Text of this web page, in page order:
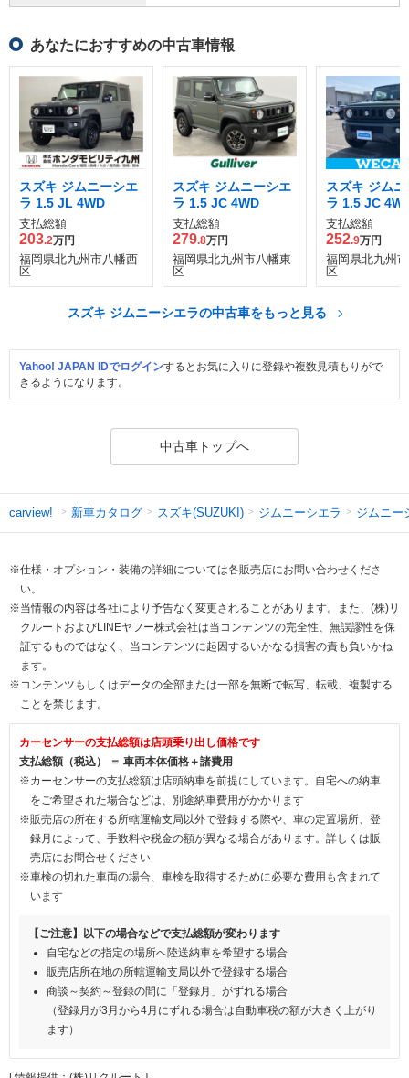
あなたにおすすめの中古車情報
スズキ ジムニーシエ
ラ 1.5 JL 4WD
支払総額
203.2万円
福岡県北九州市八幡西
区
スズキ ジムニーシエ
ラ 1.5 JC 4WD
支払総額
279.8万円
福岡県北九州市八幡東
区
スズキ ジム
ラ 1.5 JC
支払総額
252.9万円
福岡県北九州
区
スズキ ジムニーシエラの中古車をもっと見る
Yahoo! JAPAN IDでログインするとお気に入りに登録や複数見積もりがで
きるようになります。
中古車トップへ
carview! 新車カタログ スズキ(SUZUKI) ジムニーシエラ ジムニー
※仕様・オプション・装備の詳細については各販売店にお問い合わせくださ
い。
※当情報の内容は各社により予告なく変更されることがあります。また、(株)リ
クルートおよびLINEヤフー株式会社は当コンテンツの完全性、無誤謬性を保
証するものではなく、当コンテンツに起因するいかなる損害の責も負いかね
ます。
※コンテンツもしくはデータの全部または一部を無断で転写、転載、複製する
ことを禁じます。
カーセンサーの支払総額は店頭乗り出し価格です
支払総額（税込） ＝ 車両本体価格＋諸費用
※カーセンサーの支払総額は店頭納車を前提にしています。自宅への納車
をご希望された場合などは、別途納車費用がかかります
※販売店の所在する所轄運輸支局以外で登録する際や、車の定置場所、登
録月によって、手数料や税金の額が異なる場合があります。詳しくは販
売店にお問合せください
※車検の切れた車両の場合、車検を取得するために必要な費用も含まれて
います
【ご注意】以下の場合などで支払総額が変わります
自宅などの指定の場所へ陸送納車を希望する場合
販売店所在地の所轄運輸支局以外で登録する場合
商談～契約～登録の間に「登録月」がずれる場合
（登録月が3月から4月にずれる場合は自動車税の額が大きく上がり
ます）